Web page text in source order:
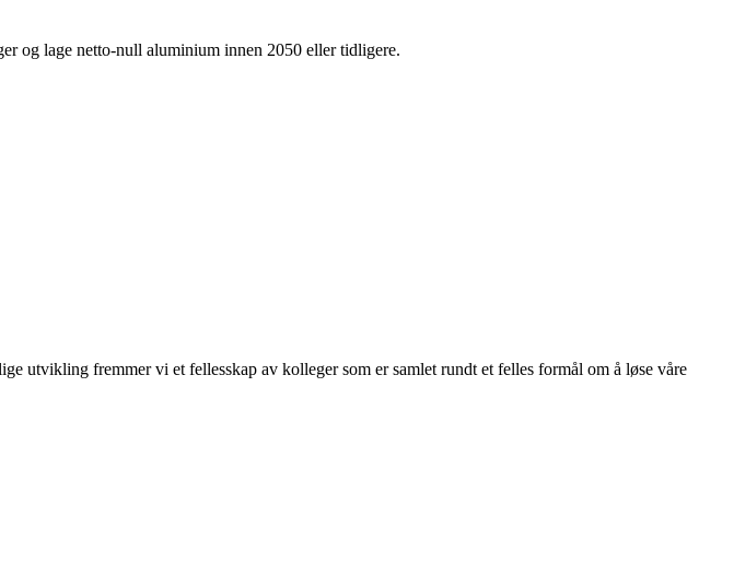
og lage netto-null aluminium innen 2050 eller tidligere.
utvikling fremmer vi et fellesskap av kolleger som er samlet rundt et felles formål om å løse våre